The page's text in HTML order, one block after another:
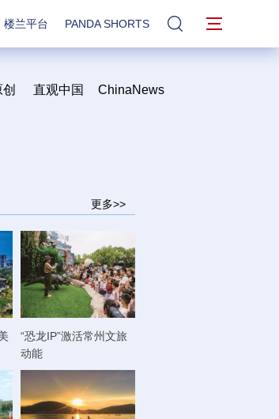
楼兰平台 PANDA SHORTS 站内搜索
创 直观中国 ChinaNews
更多>>
“恐龙IP”激活常州文旅
动能